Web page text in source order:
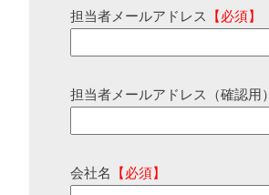
担当者メールアドレス 【必須】
担当者メールアドレス（確認用）
会社名 【必須】